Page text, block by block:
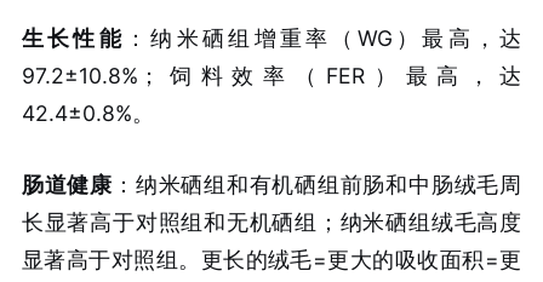
生长性能 ：纳米硒组增重率（WG）最高，达
97.2±10.8%；饲料效率（FER）最高，达
42.4±0.8%。
肠道健康 ：纳米硒组和有机硒组前肠和中肠绒毛周
长显著高于对照组和无机硒组；纳米硒组绒毛高度
显著高于对照组。更长的绒毛=更大的吸收面积=更